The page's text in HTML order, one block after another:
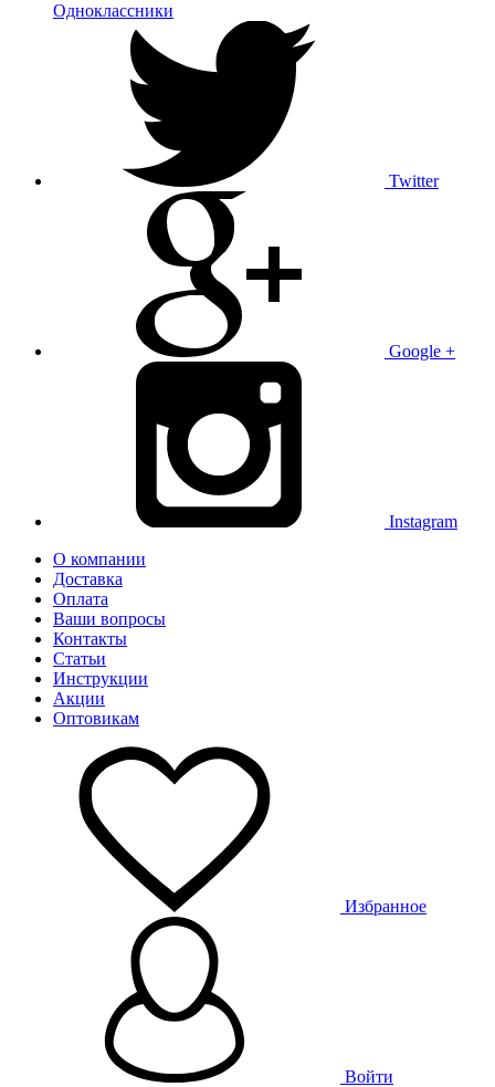
Одноклассники
Twitter
Google +
Instagram
О компании
Доставка
Оплата
Ваши вопросы
Контакты
Статьи
Инструкции
Акции
Оптовикам
Избранное
Войти